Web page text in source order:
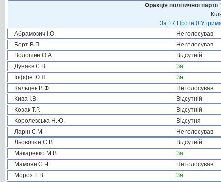
Фракція політичної
За:17 Проти:0
Абрамович І.О.
Не голосував
Борт В.П.
Не голосував
Волошин О.А.
Відсутній
Дунаєв С.В.
За
Іоффе Ю.Я.
За
Кальцев В.Ф.
Не голосував
Кива І.В.
Відсутній
Козак Т.Р.
Відсутній
Королевська Н.Ю.
Відсутня
Ларін С.М.
Не голосував
Льовочкін С.В.
Відсутній
Макаренко М.В.
За
Мамоян С.Ч.
Не голосував
Мороз В.В.
За